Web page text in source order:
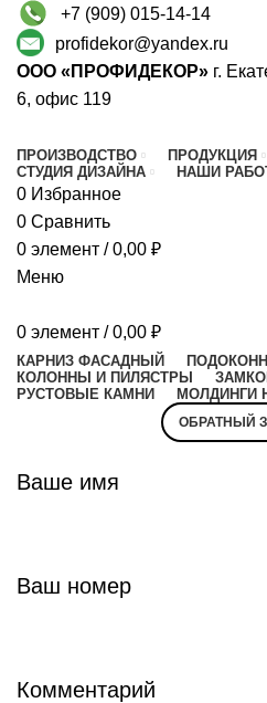
+7 (909) 015-14-14
profidekor@yandex.ru
ООО «ПРОФИДЕКОР» г.
6, офис 119
ПРОИЗВОДСТВО ПРОДУКЦИЯ
СТУДИЯ ДИЗАЙНА
НАШИ
0 Избранное
0 Сравнить
0 элемент / 0,00 ₽
Меню
0 элемент / 0,00 ₽
КАРНИЗ ФАСАДНЫЙ
КОЛОННЫ И ПИЛЯСТРЫ
РУСТОВЫЕ КАМНИ
МОЛДИНГИ
ОБРАТНЫЙ
Ваше имя
Ваш номер
Комментарий